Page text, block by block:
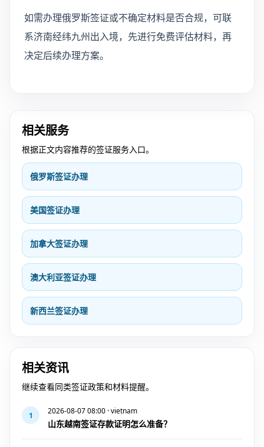
如需办理俄罗斯签证或不确定材料是否合规，可联
系济南经纬九州出入境，先进行免费评估材料，再
决定后续办理方案。
相关服务
根据正文内容推荐的签证服务入口。
俄罗斯签证办理
美国签证办理
加拿大签证办理
澳大利亚签证办理
新西兰签证办理
相关资讯
继续查看同类签证政策和材料提醒。
1 2026-08-07 08:00 · vietnam
山东越南签证存款证明怎么准备？